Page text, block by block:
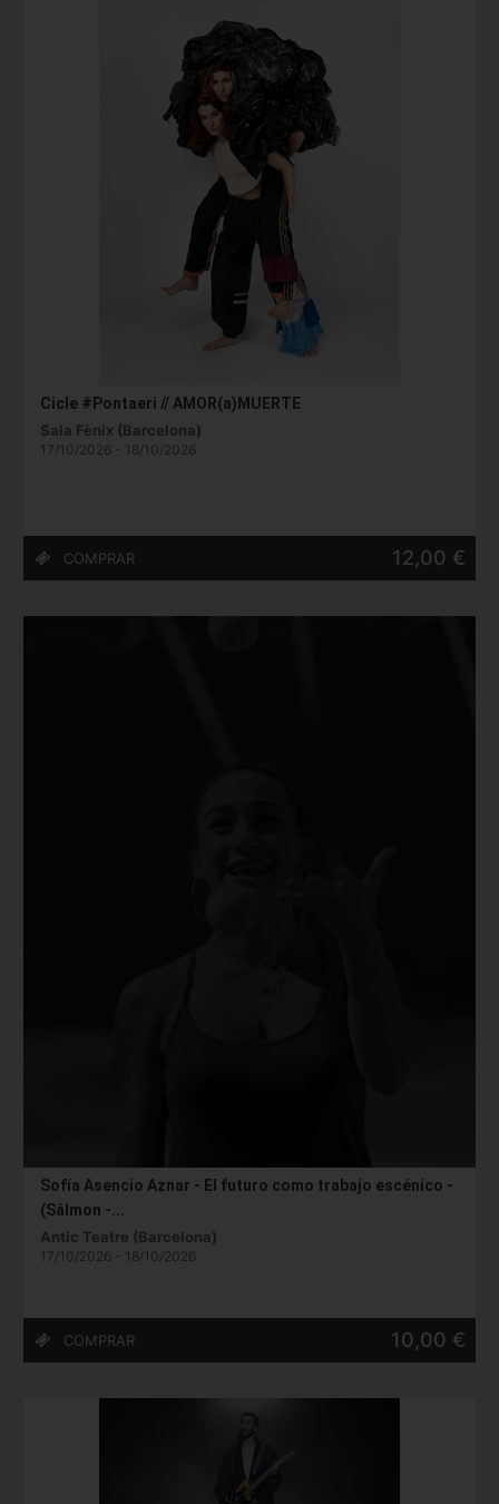
Cicle #Pontaeri // AMOR(a)MUERTE
Sala Fènix (Barcelona)
17/10/2026 - 18/10/2026
12,00 €
Sofía Asencio Aznar - El futuro como trabajo escénico -
(Sâlmon -...
Antic Teatre (Barcelona)
17/10/2026 - 18/10/2026
10,00 €